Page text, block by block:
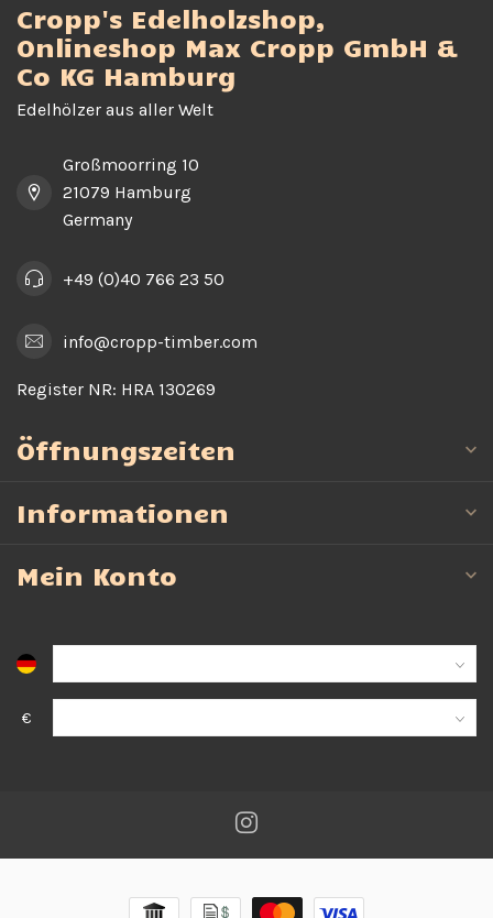
Cropp's Edelholzshop,
Onlineshop Max Cropp GmbH &
Co KG Hamburg
Edelhölzer aus aller Welt
Großmoorring 10
21079 Hamburg
Germany
+49 (0)40 766 23 50
info@cropp-timber.com
Register NR: HRA 130269
Öffnungszeiten
Informationen
Mein Konto
€